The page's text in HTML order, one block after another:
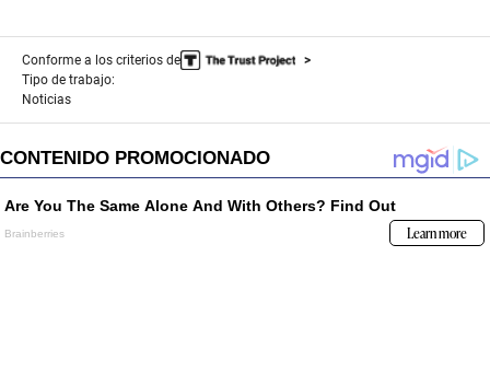
Conforme a los criterios de
Tipo de trabajo:
Noticias